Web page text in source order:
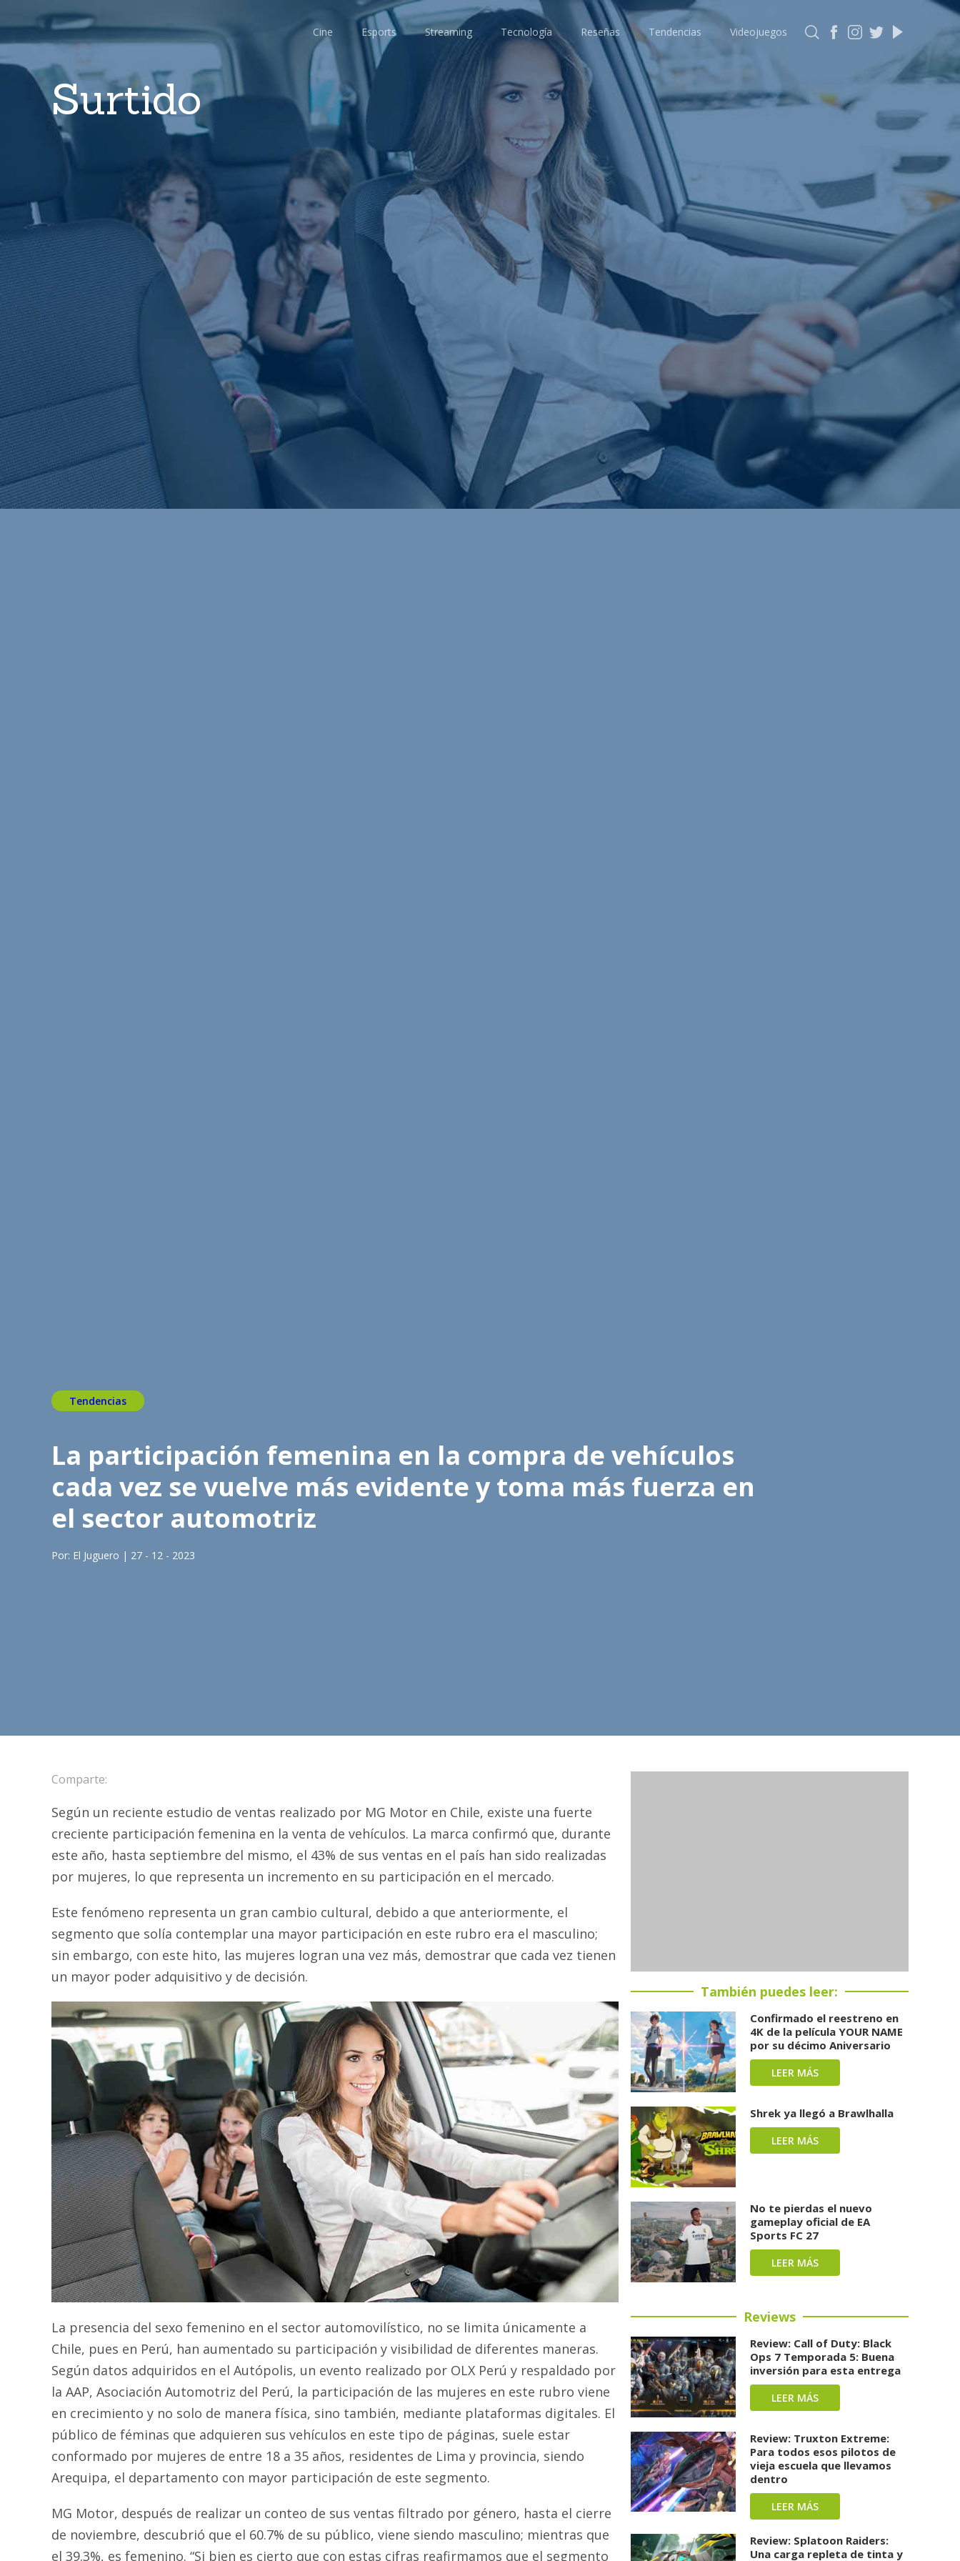
Cine Esports Streaming Tecnología Reseñas Tendencias Videojuegos
Surtido
Tendencias
La participación femenina en la compra de vehículos
cada vez se vuelve más evidente y toma más fuerza en
el sector automotriz
Por: El Juguero | 27 - 12 - 2023
Comparte:
Según un reciente estudio de ventas realizado por MG Motor en Chile, existe una fuerte
creciente participación femenina en la venta de vehículos. La marca confirmó que, durante
este año, hasta septiembre del mismo, el 43% de sus ventas en el país han sido realizadas
por mujeres, lo que representa un incremento en su participación en el mercado.
Este fenómeno representa un gran cambio cultural, debido a que anteriormente, el
segmento que solía contemplar una mayor participación en este rubro era el masculino;
sin embargo, con este hito, las mujeres logran una vez más, demostrar que cada vez tienen
un mayor poder adquisitivo y de decisión.
La presencia del sexo femenino en el sector automovilístico, no se limita únicamente a
Chile, pues en Perú, han aumentado su participación y visibilidad de diferentes maneras.
Según datos adquiridos en el Autópolis, un evento realizado por OLX Perú y respaldado por
la AAP, Asociación Automotriz del Perú, la participación de las mujeres en este rubro viene
en crecimiento y no solo de manera física, sino también, mediante plataformas digitales. El
público de féminas que adquieren sus vehículos en este tipo de páginas, suele estar
conformado por mujeres de entre 18 a 35 años, residentes de Lima y provincia, siendo
Arequipa, el departamento con mayor participación de este segmento.
MG Motor, después de realizar un conteo de sus ventas filtrado por género, hasta el cierre
de noviembre, descubrió que el 60.7% de su público, viene siendo masculino; mientras que
el 39.3%, es femenino. “Si bien es cierto que con estas cifras reafirmamos que el segmento
También puedes leer:
Confirmado el reestreno en
4K de la película YOUR NAME
por su décimo Aniversario
LEER MÁS
Shrek ya llegó a Brawlhalla
LEER MÁS
No te pierdas el nuevo
gameplay oficial de EA
Sports FC 27
LEER MÁS
Reviews
Review: Call of Duty: Black
Ops 7 Temporada 5: Buena
inversión para esta entrega
LEER MÁS
Review: Truxton Extreme:
Para todos esos pilotos de
vieja escuela que llevamos
dentro
LEER MÁS
Review: Splatoon Raiders:
Una carga repleta de tinta y